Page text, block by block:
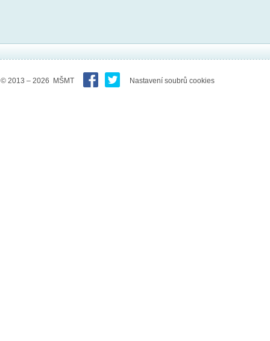
© 2013 – 2026 MŠMT Nastavení soubrů cookies